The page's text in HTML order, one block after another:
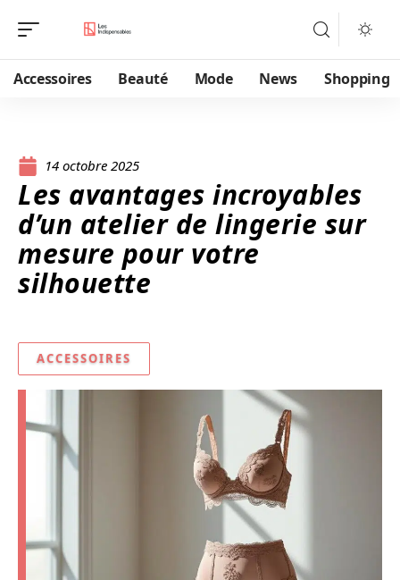
Accessoires Beauté Mode News Shopping
14 octobre 2025
Les avantages incroyables
d’un atelier de lingerie sur
mesure pour votre
silhouette
ACCESSOIRES